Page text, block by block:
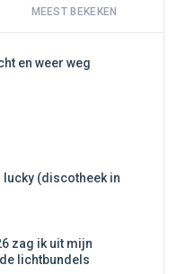
MEEST BEKEKEN
en weer weg
lucky (discotheek in
zag ik uit mijn
lichtbundels